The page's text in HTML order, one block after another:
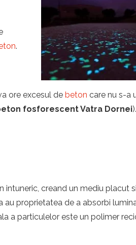
.
ore excesul de beton care nu s-a
fosforescent Vatra Dornei).
creand un mediu placut
proprietatea de a absorbi
a particulelor este un polimer